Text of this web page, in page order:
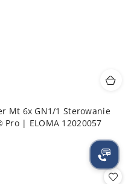
Mt 6x GN1/1 Sterowanie
| ELOMA 12020057